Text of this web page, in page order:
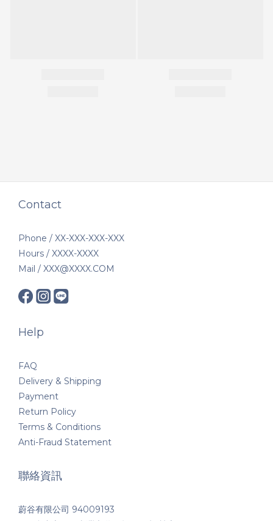
Contact
Phone / XX-XXX-XXX-XXX
Hours / XXXX-XXXX
Mail / XXX@XXXX.COM
Help
FAQ
Delivery & Shipping
Payment
Return Policy
Terms & Conditions
Anti-Fraud Statement
聯絡資訊
蔚谷有限公司 94009193